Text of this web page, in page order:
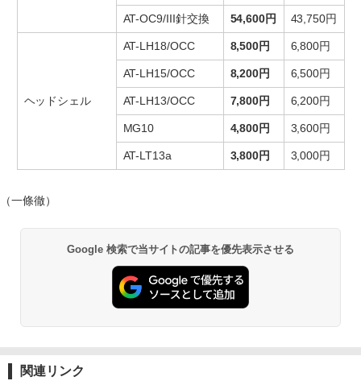
AT-OC9/III針交換 54,600円 43,750円
ヘッドシェル
AT-LH18/OCC 8,500円 6,800円
AT-LH15/OCC 8,200円 6,500円
AT-LH13/OCC 7,800円 6,200円
MG10 4,800円 3,600円
AT-LT13a 3,800円 3,000円
（一條徹）
Google 検索で当サイトの記事を優先表示させる
関連リンク